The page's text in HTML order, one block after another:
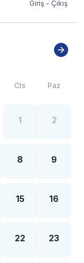
Giriş - Çıkış
Cts Paz
1 2
8 9
15 16
22 23